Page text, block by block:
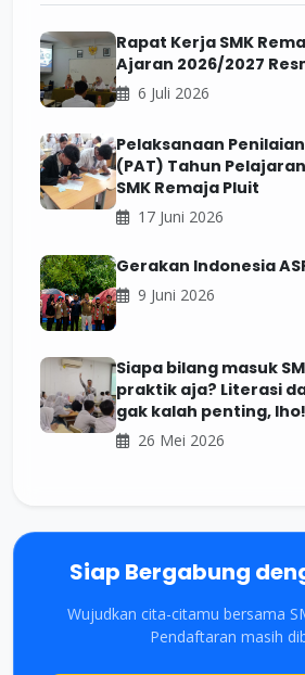
Rapat Kerja SMK
Ajaran 2026/2027
6 Juli 2026
Pelaksanaan
(PAT) Tahun
SMK Remaja Pluit
17 Juni 2026
Gerakan Indonesia
9 Juni 2026
Siapa bilang masuk
praktik aja? Literasi
gak kalah penting, lho!
26 Mei 2026
Siap Bergabung
Wujudkan cita-citamu bersama
Pendaftaran masih